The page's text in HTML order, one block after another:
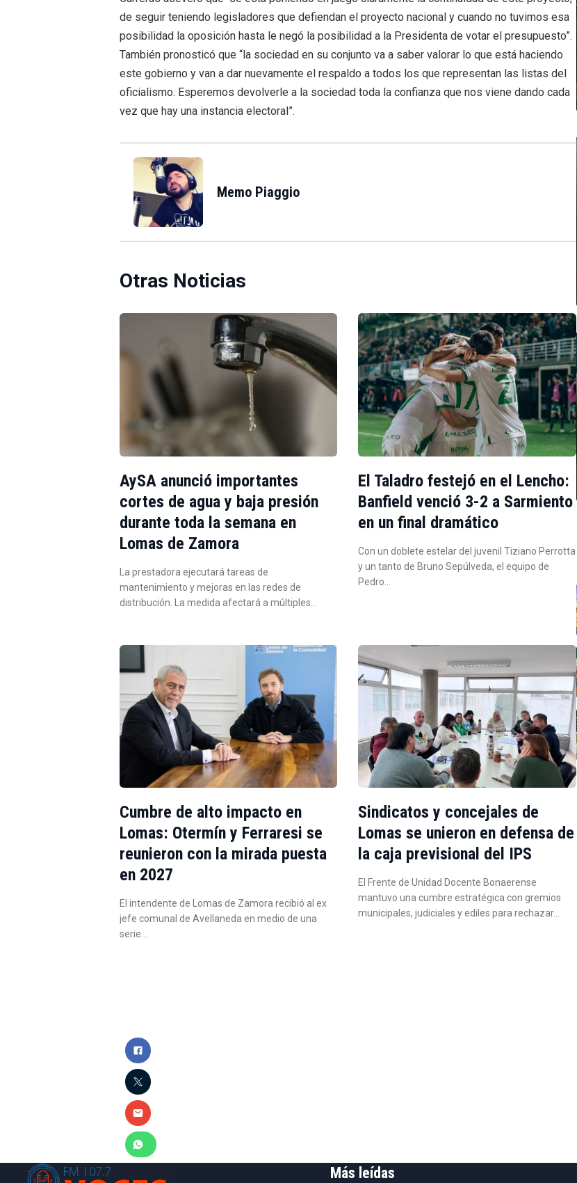
de seguir teniendo legisladores que defiendan el proyecto nacional y cuando no tuvimos esa
posibilidad la oposición hasta le negó la posibilidad a la Presidenta de votar el presupuesto”.
También pronosticó que “la sociedad en su conjunto va a saber valorar lo que está haciendo
este gobierno y van a dar nuevamente el respaldo a todos los que representan las listas del
oficialismo. Esperemos devolverle a la sociedad toda la confianza que nos viene dando cada
vez que hay una instancia electoral”.
Memo Piaggio
Otras Noticias
AySA anunció importantes
cortes de agua y baja presión
durante toda la semana en
Lomas de Zamora
La prestadora ejecutará tareas de
mantenimiento y mejoras en las redes de
distribución. La medida afectará a múltiples…
El Taladro festejó en el Lencho:
Banfield venció 3-2 a Sarmiento
en un final dramático
Con un doblete estelar del juvenil Tiziano Perrotta
y un tanto de Bruno Sepúlveda, el equipo de
Pedro…
Cumbre de alto impacto en
Lomas: Otermín y Ferraresi se
reunieron con la mirada puesta
en 2027
El intendente de Lomas de Zamora recibió al ex
jefe comunal de Avellaneda en medio de una
serie…
Sindicatos y concejales de
Lomas se unieron en defensa de
la caja previsional del IPS
El Frente de Unidad Docente Bonaerense
mantuvo una cumbre estratégica con gremios
municipales, judiciales y ediles para rechazar…
Más leídas